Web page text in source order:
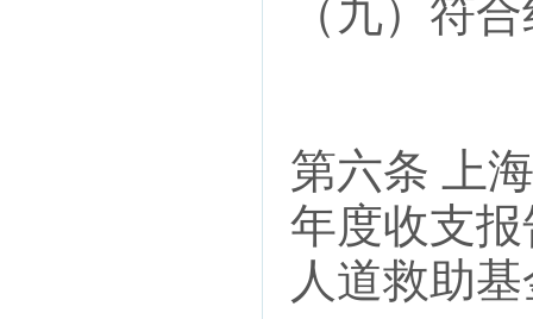
（九）符
第六条 上
年度收支
人道救助